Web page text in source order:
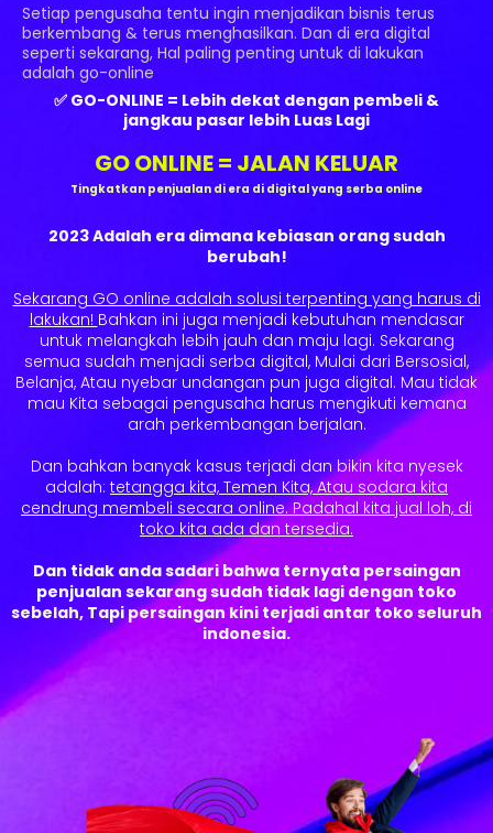
Setiap pengusaha tentu ingin menjadikan bisnis terus
berkembang & terus menghasilkan. Dan di era digital
seperti sekarang, Hal paling penting untuk di lakukan
adalah go-online
✅ GO-ONLINE = Lebih dekat dengan pembeli &
jangkau pasar lebih Luas Lagi
GO ONLINE = JALAN KELUAR
Tingkatkan penjualan di era di digital yang serba online
2023 Adalah era dimana kebiasan orang sudah
berubah!
Sekarang GO online adalah solusi terpenting yang harus di
lakukan! Bahkan ini juga menjadi kebutuhan mendasar
untuk melangkah lebih jauh dan maju lagi. Sekarang
semua sudah menjadi serba digital, Mulai dari Bersosial,
Belanja, Atau nyebar undangan pun juga digital. Mau tidak
mau Kita sebagai pengusaha harus mengikuti kemana
arah perkembangan berjalan.
Dan bahkan banyak kasus terjadi dan bikin kita nyesek
adalah: tetangga kita, Temen Kita, Atau sodara kita
cendrung membeli secara online. Padahal kita jual loh, di
toko kita ada dan tersedia.
Dan tidak anda sadari bahwa ternyata persaingan
penjualan sekarang sudah tidak lagi dengan toko
sebelah, Tapi persaingan kini terjadi antar toko seluruh
indonesia.